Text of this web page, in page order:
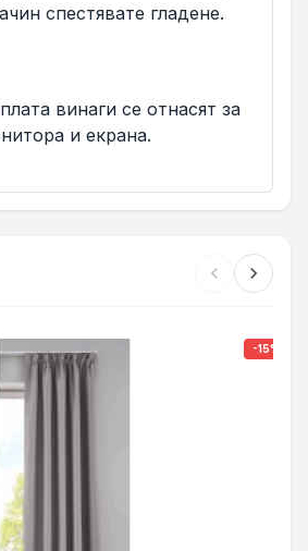
спестявате гладене.
винаги се отнасят за
и екрана.
chevron_left chevron_right
-15%